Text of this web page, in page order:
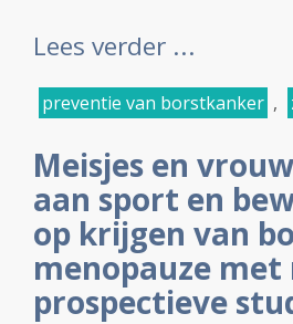
Lees verder ...
preventie van borstkanker ,
Meisjes en
aan sport en
op krijgen van
menopauze
prospectieve